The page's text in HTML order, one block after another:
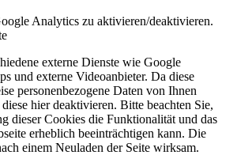
Analytics zu aktivieren/deaktivieren.
externe Dienste wie Google
und externe Videoanbieter. Da diese
personenbezogene Daten von Ihnen
hier deaktivieren. Bitte beachten Sie,
dieser Cookies die Funktionalität und das
erheblich beeinträchtigen kann. Die
einem Neuladen der Seite wirksam.